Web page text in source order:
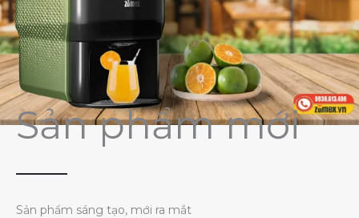
Sản phẩm mới
Sản phẩm sáng tạo, mới ra mắt